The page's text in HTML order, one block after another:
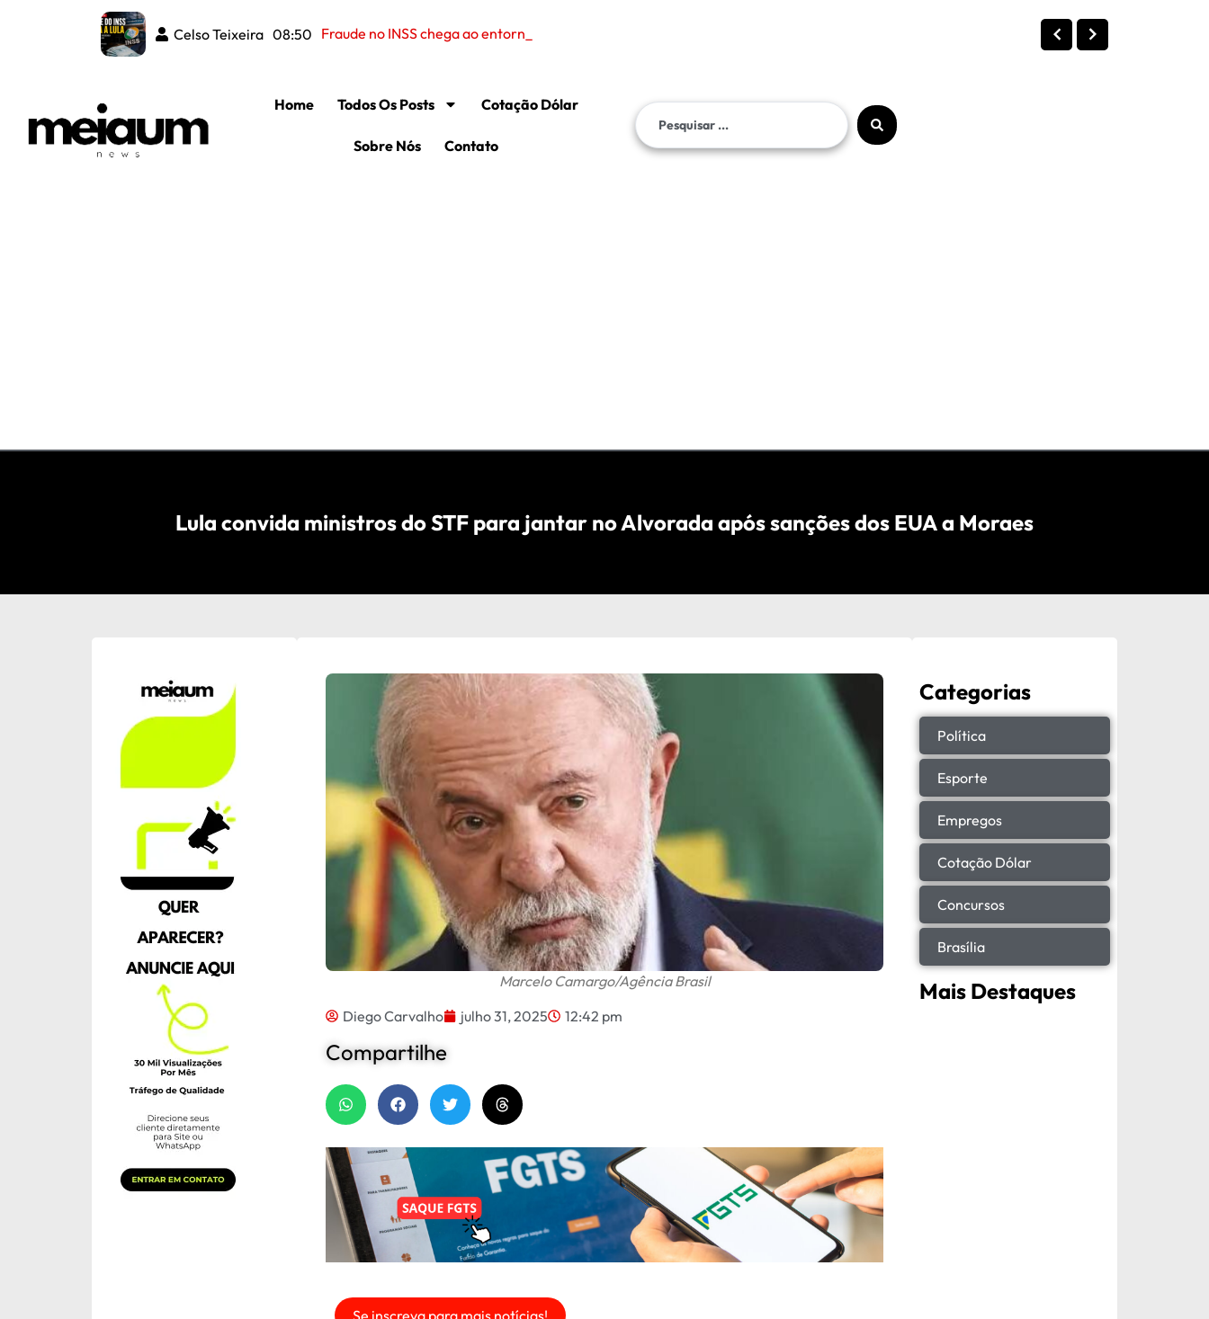
Celso Teixeira 08:50 Fraude no INSS chega ao entorno do presidente Lula após
Home Todos Os Posts Cotação Dólar
Sobre Nós Contato
Lula convida ministros do STF para jantar no Alvorada após sanções dos EUA a Moraes
Marcelo Camargo/Agência Brasil
Diego Carvalho
julho 31, 2025 12:42 pm
Compartilhe
Se inscreva para mais notícias!
Categorias
Política
Esporte
Empregos
Cotação Dólar
Concursos
Brasília
Mais Destaques